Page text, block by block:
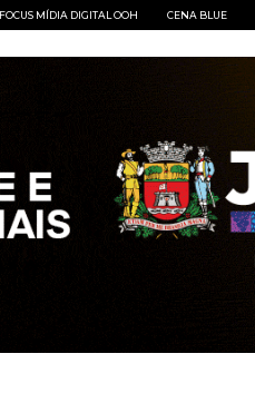
FOCUS MÍDIA DIGITAL OOH CENA BLUE